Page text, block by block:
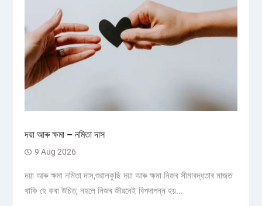
দয়া আৰু ক্ষমা – নমিতা দাস
9 Aug 2026
দয়া আৰু ক্ষমা নমিতা দাস,শুৱালকুছি দয়া আৰু ক্ষমা নিজৰ সীমাবদ্ধতাৰ মাজত
থাকি হে কৰা উচিত, নহলে নিজৰ জীৱনেই বিপদাপন্ন হয়...